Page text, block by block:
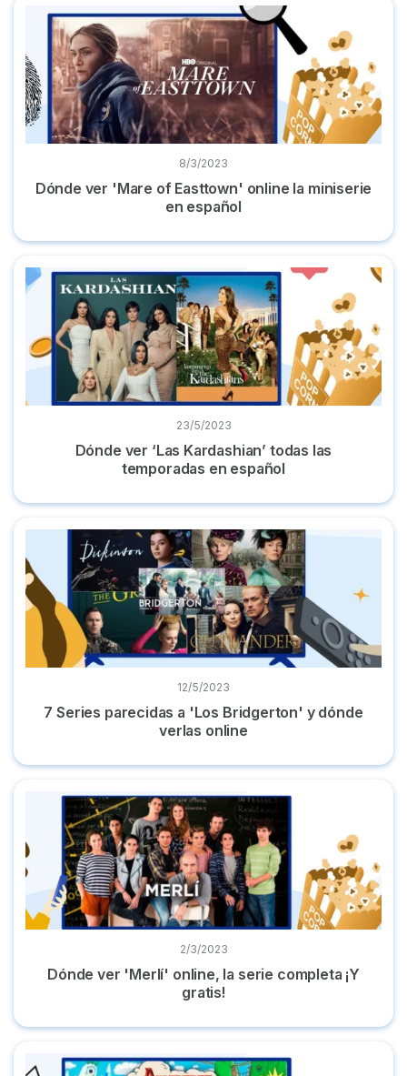
8/3/2023
Dónde ver 'Mare of Easttown' online la miniserie
en español
Dónde ver ‘Las Kardashian’ todas las temporadas en
23/5/2023
Dónde ver ‘Las Kardashian’ todas las
temporadas en español
7 Series parecidas a 'Los Bridgerton' y dónde verlas online
12/5/2023
7 Series parecidas a 'Los Bridgerton' y dónde
verlas online
Dónde ver 'Merlí' online, la serie completa ¡Y gratis!
2/3/2023
Dónde ver 'Merlí' online, la serie completa ¡Y
gratis!
Dónde ver 'Hora de aventuras' en castellano serie completa